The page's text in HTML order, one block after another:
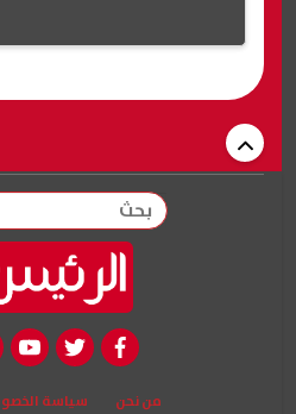
بحث
facebook
twitter
من نحن سياسة